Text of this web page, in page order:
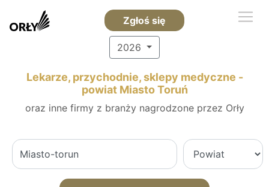
Zgłoś się
2026
Lekarze, przychodnie, sklepy medyczne -
powiat Miasto Toruń
oraz inne firmy z branży nagrodzone przez Orły